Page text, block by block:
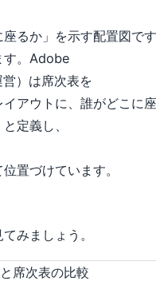
るか」を示す配置図で
す。Adobe
）は席次表を
イアウトに、誰がどこに
定義し、
置づけています。
みましょう。
席次表の比較